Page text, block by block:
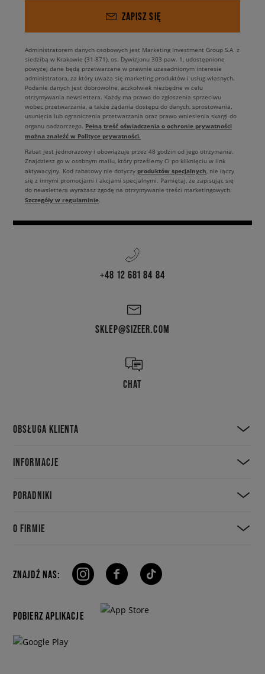
ZAPISZ SIĘ
Administratorem danych osobowych jest Marketing Investment Group S.A. z
siedzibą w Krakowie (31-871), os. Dywizjonu 303 paw. 1, udostępnione
powyżej dane będą przetwarzane w prawnie uzasadnionym interesie
administratora, za który uważa się marketing produktów i usług własnych.
Podanie danych jest dobrowolne, aczkolwiek niezbędne w celu
otrzymywania newslettera. Każdy ma prawo do zgłoszenia sprzeciwu
wobec przetwarzania, a także żądania dostępu do danych, sprostowania,
usunięcia lub ograniczenia przetwarzania oraz prawo wniesienia skargi do
organu nadzorczego. Pełną treść oświadczenia o ochronie prywatności
można znaleźć w Polityce prywatności.
Rabat jest jednorazowy i obowiązuje przez 48 godzin od jego otrzymania.
Znajdziesz go w osobnym mailu, który prześlemy Ci po kliknięciu w link
aktywacyjny. Kod rabatowy nie dotyczy produktów specjalnych, nie łączy
się z innymi promocjami i akcjami specjalnymi. Pamiętaj, że zapisując się
do newslettera wyrażasz zgodę na otrzymywanie treści marketingowych.
Szczegóły w regulaminie.
+48 12 681 84 84
SKLEP@SIZEER.COM
CHAT
OBSŁUGA KLIENTA
INFORMACJE
PORADNIKI
O FIRMIE
ZNAJDŹ NAS:
POBIERZ APLIKACJE